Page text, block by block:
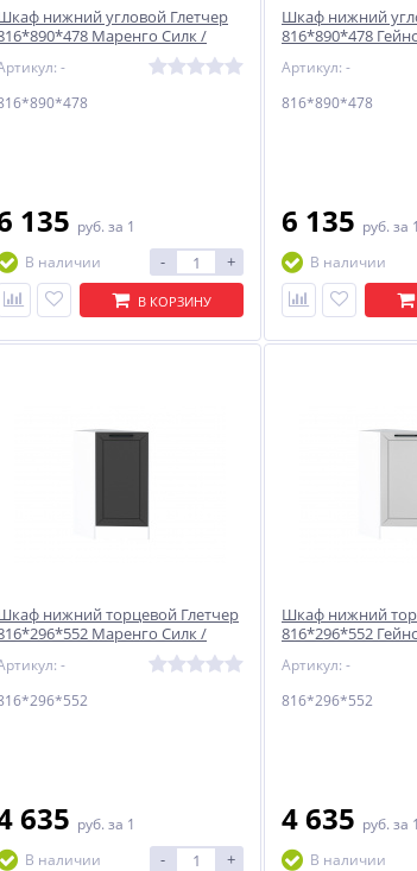
нижний угловой Глетчер
Маренго Силк /
-
135 руб. за 1
В наличии
- +
В КОРЗИНУ
Шкаф нижний
816*890*478
Артикул: -
816*890*478
6 135 руб. за 1
В наличии
нижний торцевой Глетчер
Маренго Силк /
-
635 руб. за 1
В наличии
- +
Шкаф нижний
816*296*552
Артикул: -
816*296*552
4 635 руб. за 1
В наличии